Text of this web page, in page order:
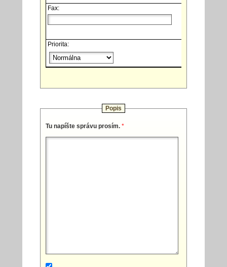
Fax:
Priorita:
Popis
Tu napíšte správu prosím. *